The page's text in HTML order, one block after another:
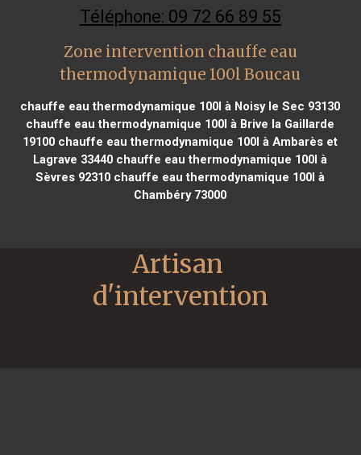
Téléphone: 09 72 66 89 55
Zone intervention chauffe eau
thermodynamique 100l Boucau
chauffe eau thermodynamique 100l à Noisy le Sec 93130
chauffe eau thermodynamique 100l à Brive la Gaillarde
19100 chauffe eau thermodynamique 100l à Ambarès et
Lagrave 33440 chauffe eau thermodynamique 100l à
Sèvres 92310 chauffe eau thermodynamique 100l à
Chambéry 73000
Artisan
d'intervention